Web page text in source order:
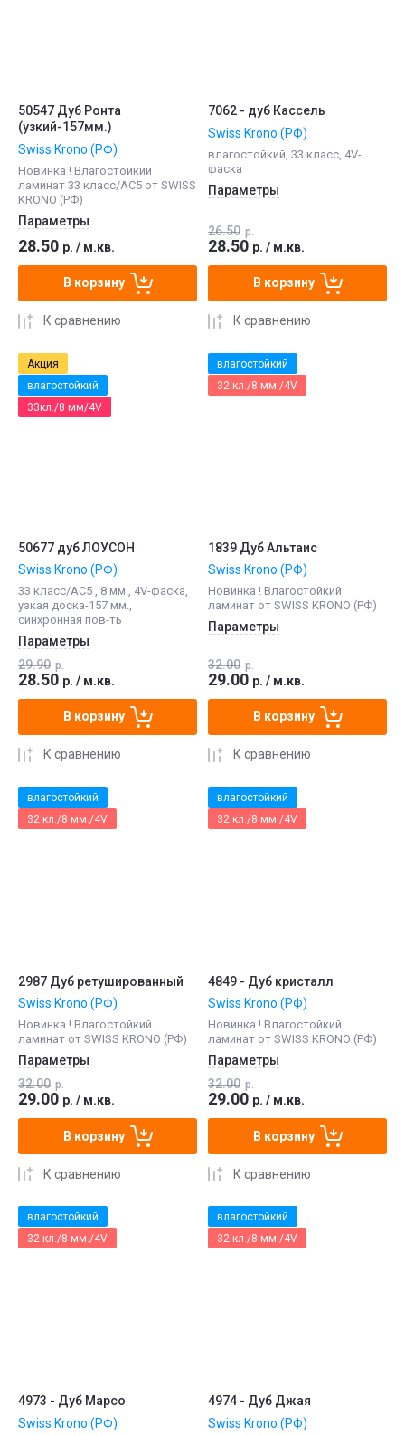
50547 Дуб Ронта
(узкий-157мм.)
Swiss Krono (РФ)
Новинка ! Влагостойкий
ламинат 33 класс/АС5 от SWISS
KRONO (РФ)
Параметры
28.50 р. / м.кв.
В корзину
К сравнению
7062 - дуб Кассель
Swiss Krono (РФ)
влагостойкий, 33 класс, 4V-
фаска
Параметры
26.50 р.
28.50 р. / м.кв.
В корзину
К сравнению
Акция
влагостойкий
33кл./8 мм/4V
50677 дуб ЛОУСОН
Swiss Krono (РФ)
33 класс/АС5 , 8 мм., 4V-фаска,
узкая доска-157 мм.,
синхронная пов-ть
Параметры
29.90 р.
28.50 р. / м.кв.
В корзину
К сравнению
влагостойкий
32 кл./8 мм./4V
1839 Дуб Альтаис
Swiss Krono (РФ)
Новинка ! Влагостойкий
ламинат от SWISS KRONO (РФ)
Параметры
32.00 р.
29.00 р. / м.кв.
В корзину
К сравнению
влагостойкий
32 кл./8 мм./4V
2987 Дуб ретушированный
Swiss Krono (РФ)
Новинка ! Влагостойкий
ламинат от SWISS KRONO (РФ)
Параметры
32.00 р.
29.00 р. / м.кв.
В корзину
К сравнению
влагостойкий
32 кл./8 мм./4V
4849 - Дуб кристалл
Swiss Krono (РФ)
Новинка ! Влагостойкий
ламинат от SWISS KRONO (РФ)
Параметры
32.00 р.
29.00 р. / м.кв.
В корзину
К сравнению
влагостойкий
32 кл./8 мм./4V
4973 - Дуб Марсо
Swiss Krono (РФ)
влагостойкий
32 кл./8 мм./4V
4974 - Дуб Джая
Swiss Krono (РФ)